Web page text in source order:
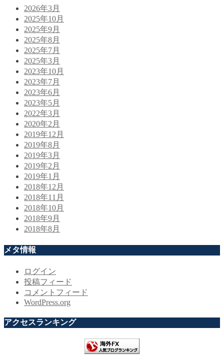
2026年3月
2025年10月
2025年9月
2025年8月
2025年7月
2025年3月
2023年10月
2023年7月
2023年6月
2023年5月
2022年3月
2020年2月
2019年12月
2019年8月
2019年3月
2019年2月
2019年1月
2018年12月
2018年11月
2018年10月
2018年9月
2018年8月
メタ情報
ログイン
投稿フィード
コメントフィード
WordPress.org
アクセスランキング